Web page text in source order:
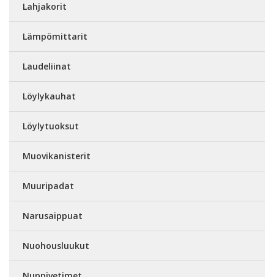
Lahjakorit
Lämpömittarit
Laudeliinat
Löylykauhat
Löylytuoksut
Muovikanisterit
Muuripadat
Narusaippuat
Nuohousluukut